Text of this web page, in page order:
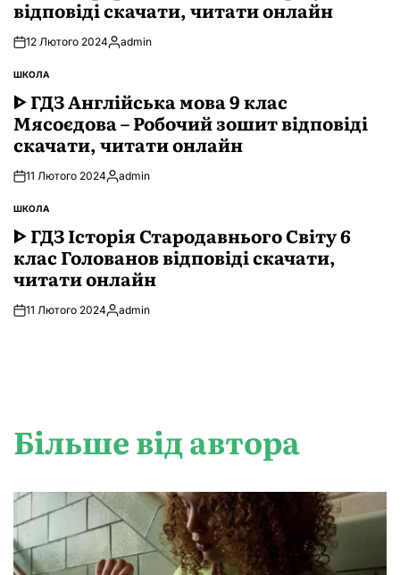
відповіді скачати, читати онлайн
12 Лютого 2024Опубліковано
admin
ОПУБЛІКУВАТИ
У
ШКОЛА
ᐈ ГДЗ Англійська мова 9 клас
Мясоєдова – Робочий зошит відповіді
скачати, читати онлайн
11 Лютого 2024Опубліковано
admin
ОПУБЛІКУВАТИ
У
ШКОЛА
ᐈ ГДЗ Історія Стародавнього Свiту 6
клас Голованов відповіді скачати,
читати онлайн
11 Лютого 2024Опубліковано
admin
Більше від автора